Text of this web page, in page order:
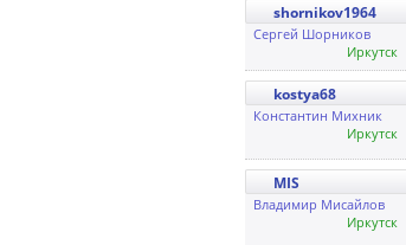
shornikov1964
Сергей Шорников
Иркутск
kostya68
Константин Михник
Иркутск
MIS
Владимир Мисайлов
Иркутск